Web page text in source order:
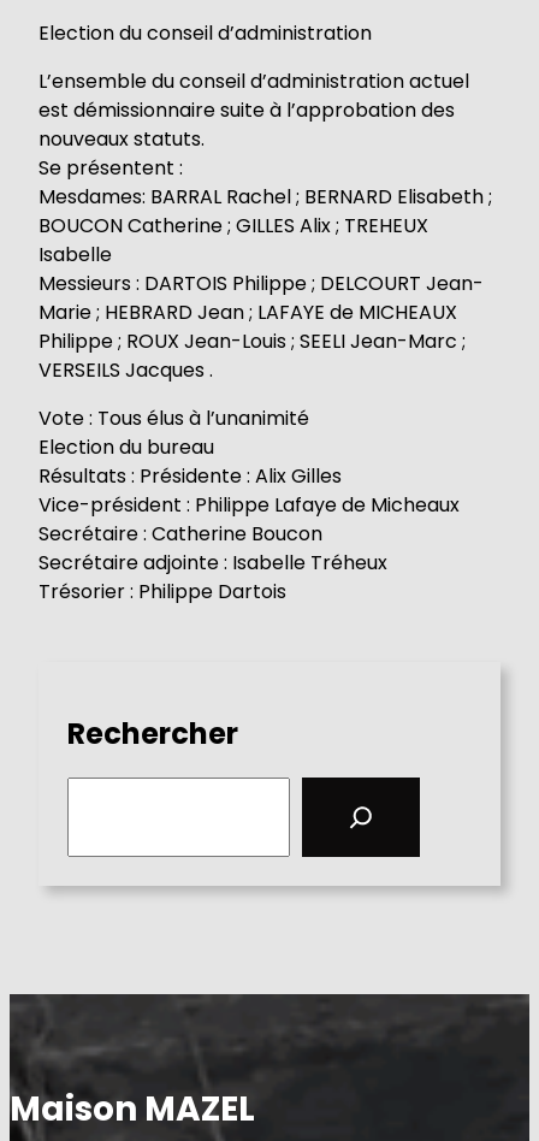
Election du conseil d’administration
L’ensemble du conseil d’administration actuel
est démissionnaire suite à l’approbation des
nouveaux statuts.
Se présentent :
Mesdames: BARRAL Rachel ; BERNARD Elisabeth ;
BOUCON Catherine ; GILLES Alix ; TREHEUX
Isabelle
Messieurs : DARTOIS Philippe ; DELCOURT Jean-
Marie ; HEBRARD Jean ; LAFAYE de MICHEAUX
Philippe ; ROUX Jean-Louis ; SEELI Jean-Marc ;
VERSEILS Jacques .
Vote : Tous élus à l’unanimité
Election du bureau
Résultats : Présidente : Alix Gilles
Vice-président : Philippe Lafaye de Micheaux
Secrétaire : Catherine Boucon
Secrétaire adjointe : Isabelle Tréheux
Trésorier : Philippe Dartois
Rechercher
Maison MAZEL